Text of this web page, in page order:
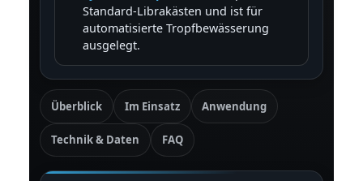
Standard-Librakästen und ist für
automatisierte Tropfbewässerung
ausgelegt.
Überblick Im Einsatz Anwendung
Technik & Daten FAQ